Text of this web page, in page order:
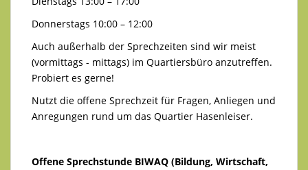
Donnerstags 10:00 – 12:00
Auch außerhalb der Sprechzeiten sind wir meist
(vormittags - mittags) im Quartiersbüro anzutreffen.
Probiert es gerne!
Nutzt die offene Sprechzeit für Fragen, Anliegen und
Anregungen rund um das Quartier Hasenleiser.
Offene Sprechstunde BIWAQ (Bildung, Wirtschaft,